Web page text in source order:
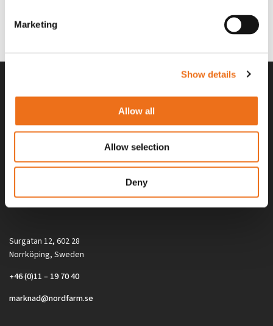
Marketing
Show details
Allow all
Allow selection
Deny
Alla priser på tillbehör och tillval gäller vid köp av ny maskin. Priserna
gäller inte vid köp av enskild produkt, till exempel
Surgatan 12, 602 28
Norrköping, Sweden
+46 (0)11 – 19 70 40
marknad@nordfarm.se